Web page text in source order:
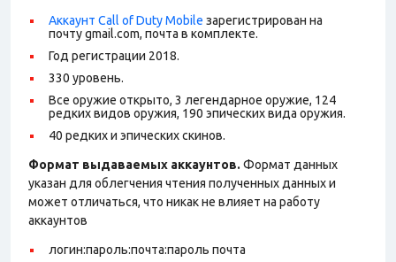
Аккаунт Call of Duty Mobile зарегистрирован на
почту gmail.com, почта в комплекте.
Год регистрации 2018.
330 уровень.
Все оружие открыто, 3 легендарное оружие, 124
редких видов оружия, 190 эпических вида оружия.
40 редких и эпических скинов.
Формат выдаваемых аккаунтов. Формат данных
указан для облегчения чтения полученных данных и
может отличаться, что никак не влияет на работу
аккаунтов
логин:пароль:почта:пароль почта